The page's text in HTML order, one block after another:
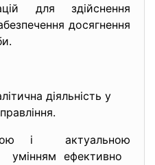
для здійснення
досягнення
діяльність у
і актуальною
умінням ефективно